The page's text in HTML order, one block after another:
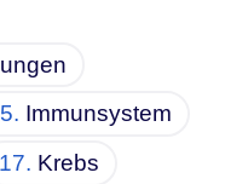
Immunsystem
Krebs